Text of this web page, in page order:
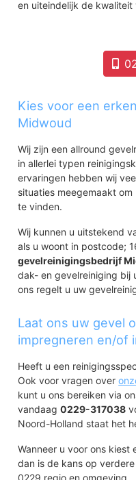
en uiteindelijk de kwaliteit
Kies voor een
Midwoud
Wij zijn een allround
in allerlei typen
ervaringen hebben wij
situaties meegemaakt
te vinden.
Wij kunnen u uitstekend
als u woont in postcode;
gevelreinigingsbedrijf
dak- en gevelreiniging bij
ons regelt u uw
Laat ons uw gevel
impregneren en/of
Heeft u een
Ook voor vragen over
kunt u ons bereiken via
vandaag0229-317038
Noord-Holland staat het
Wanneer u voor ons kiest
dan is de kans op
0229 regio en omgeving.